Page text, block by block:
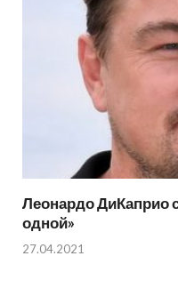
Леонардо ДиКаприо
одной»
27.04.2021